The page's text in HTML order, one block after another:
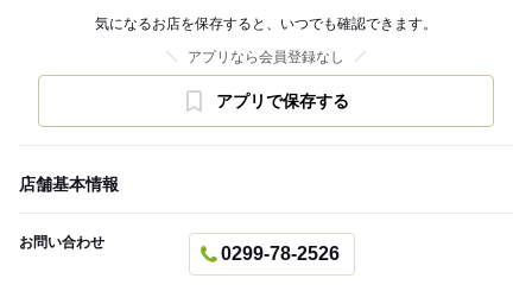
気になるお店を保存すると、いつでも確認できます。
アプリなら会員登録なし
アプリで保存する
店舗基本情報
お問い合わせ
0299-78-2526